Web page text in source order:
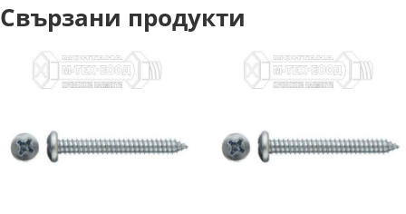
Свързани продукти